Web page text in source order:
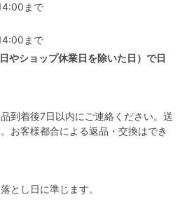
まで
まで
やショップ休業日を除いた日）で日
到着後7日以内にご連絡ください。送
お客様都合による返品・交換はでき
とし日に準じます。